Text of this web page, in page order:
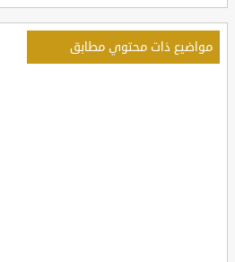
مواضيع ذات محتوي مطابق